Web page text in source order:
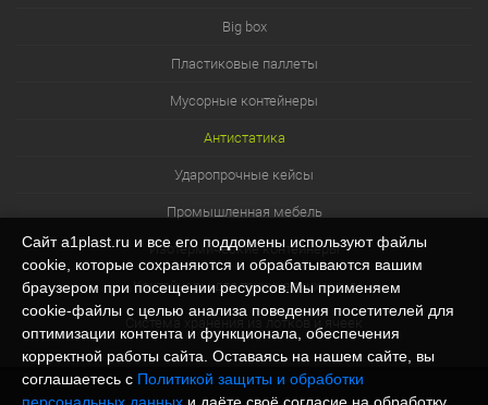
Big box
Пластиковые паллеты
Мусорные контейнеры
Антистатика
Ударопрочные кейсы
Промышленная мебель
Изотермические контейнеры
Контейнеры для технических нужд
Система хранения из лотков и ячеек
Сайт a1plast.ru и все его поддомены используют файлы
cookie, которые сохраняются и обрабатываются вашим
браузером при посещении ресурсов.Мы применяем
cookie‑файлы с целью анализа поведения посетителей для
оптимизации контента и функционала, обеспечения
корректной работы сайта. Оставаясь на нашем сайте, вы
соглашаетесь с Политикой защиты и обработки